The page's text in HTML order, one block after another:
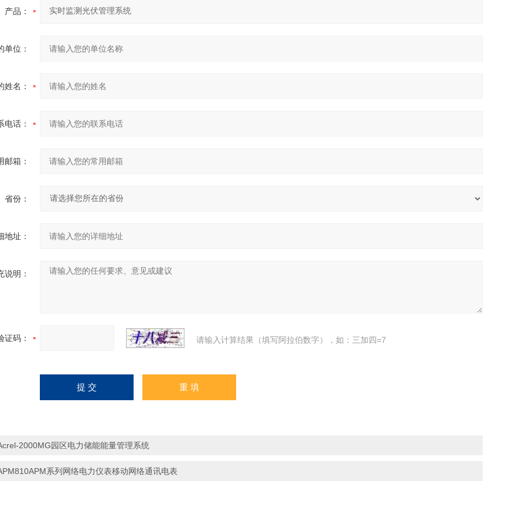
产品：
单位：
姓名：
电话：
邮箱：
省份：
地址：
说明：
证码： 请输入计算结果（填写阿拉伯数字），如：三加四=7
2000MG园区电力储能能量管理系统
系列网络电力仪表移动网络通讯电表